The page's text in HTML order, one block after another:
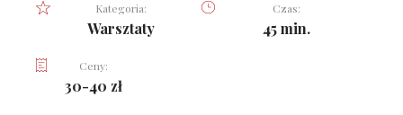
Kategoria:
Warsztaty
Czas:
45 min.
Ceny:
30-40 zł